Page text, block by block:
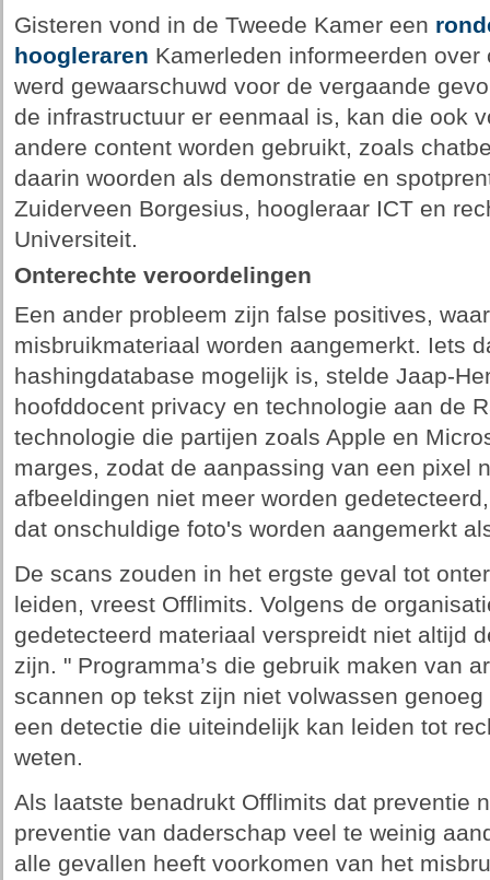
Gisteren vond in de Tweede Kamer een
hoogleraren Kamerleden informeerden
werd gewaarschuwd voor de vergaande
de infrastructuur er eenmaal is, kan die ook
andere content worden gebruikt, zoals
daarin woorden als demonstratie en
Zuiderveen Borgesius, hoogleraar ICT en
Universiteit.
Onterechte veroordelingen
Een ander probleem zijn false positives,
misbruikmateriaal worden aangemerkt. Iets
hashingdatabase mogelijk is, stelde Jaap-
hoofddocent privacy en technologie aan de
technologie die partijen zoals Apple en
marges, zodat de aanpassing van een pixel
afbeeldingen niet meer worden
dat onschuldige foto's worden aangemerkt
De scans zouden in het ergste geval tot
leiden, vreest Offlimits. Volgens de
gedetecteerd materiaal verspreidt niet altijd
zijn. " Programma’s die gebruik maken van
scannen op tekst zijn niet volwassen
een detectie die uiteindelijk kan leiden tot
weten.
Als laatste benadrukt Offlimits dat preventie
preventie van daderschap veel te weinig
alle gevallen heeft voorkomen van het